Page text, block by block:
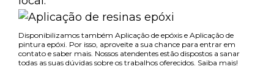
Disponibilizamos também Aplicação de epóxis e Aplicação de
pintura epóxi. Por isso, aproveite a sua chance para entrar em
contato e saber mais. Nossos atendentes estão dispostos a sanar
todas as suas dúvidas sobre os trabalhos oferecidos. Saiba mais!